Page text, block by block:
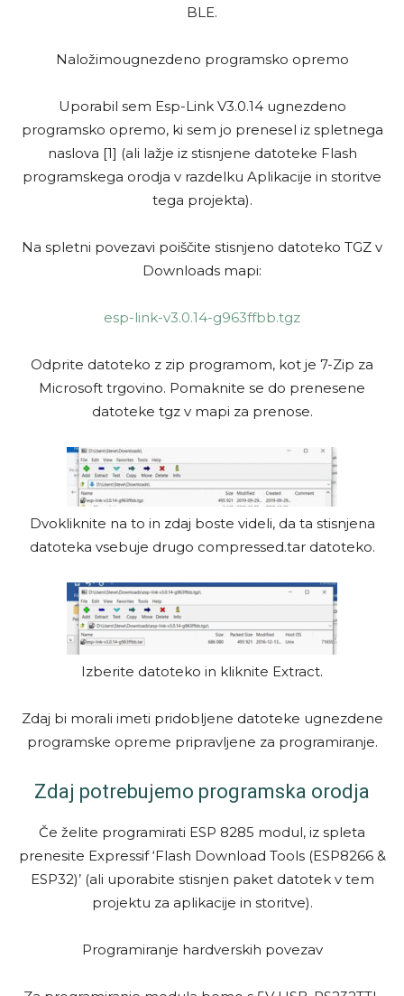
BLE.
Naložimougnezdeno programsko opremo
Uporabil sem Esp-Link V3.0.14 ugnezdeno
programsko opremo, ki sem jo prenesel iz spletnega
naslova [1] (ali lažje iz stisnjene datoteke Flash
programskega orodja v razdelku Aplikacije in storitve
tega projekta).
Na spletni povezavi poiščite stisnjeno datoteko TGZ v
Downloads mapi:
esp-link-v3.0.14-g963ffbb.tgz
Odprite datoteko z zip programom, kot je 7-Zip za
Microsoft trgovino. Pomaknite se do prenesene
datoteke tgz v mapi za prenose.
Dvokliknite na to in zdaj boste videli, da ta stisnjena
datoteka vsebuje drugo compressed.tar datoteko.
Izberite datoteko in kliknite Extract.
Zdaj bi morali imeti pridobljene datoteke ugnezdene
programske opreme pripravljene za programiranje.
Zdaj potrebujemo programska orodja
Če želite programirati ESP 8285 modul, iz spleta
prenesite Expressif ‘Flash Download Tools (ESP8266 &
ESP32)’ (ali uporabite stisnjen paket datotek v tem
projektu za aplikacije in storitve).
Programiranje hardverskih povezav